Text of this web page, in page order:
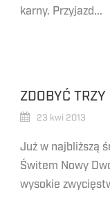
karny. Przyjazd...
ZDOBYĆ
23 kwi 2013
Już w najbliższą
Świtem Nowy
wysokie